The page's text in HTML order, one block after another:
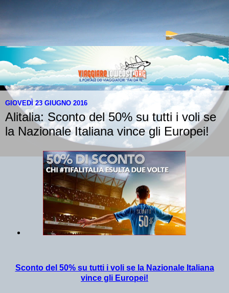
GIOVEDÌ 23 GIUGNO 2016
Alitalia: Sconto del 50% su tutti i voli se
la Nazionale Italiana vince gli Europei!
Sconto del 50% su tutti i voli se la Nazionale Italiana
vince gli Europei!